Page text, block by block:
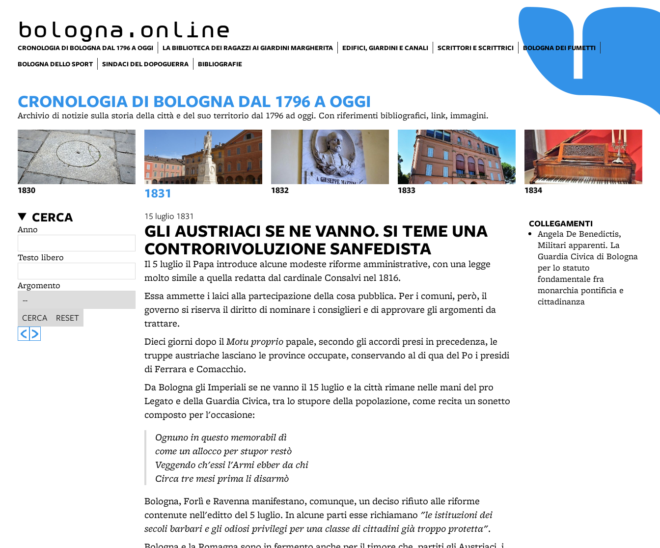
bologna.online
CRONOLOGIA DI BOLOGNA DAL 1796 A OGGI LA BIBLIOTECA DEI RAGAZZI AI GIARDINI MARGHERITA EDIFICI, GIARDINI E CANALI SCRITTORI E SCRITTRICI
BOLOGNA DEI FUMETTI
BOLOGNA DELLO SPORT
SINDACI DEL DOPOGUERRA BIBLIOGRAFIE
CRONOLOGIA DI BOLOGNA DAL 1796 A OGGI
Archivio di notizie sulla storia della città e del suo territorio dal 1796 ad oggi. Con riferimenti bibliografici, link, immagini.
1830 1831 1832 1833 1834
CERCA
Anno
Testo libero
Argomento
CERCA RESET
15 luglio 1831
GLI AUSTRIACI SE NE VANNO. SI TEME UNA
CONTRORIVOLUZIONE SANFEDISTA
Il 5 luglio il Papa introduce alcune modeste riforme amministrative, con una legge
molto simile a quella redatta dal cardinale Consalvi nel 1816.
Essa ammette i laici alla partecipazione della cosa pubblica. Per i comuni, però, il
governo si riserva il diritto di nominare i consiglieri e di approvare gli argomenti da
trattare.
Dieci giorni dopo ilMotu propriopapale, secondo gli accordi presi in precedenza, le
truppe austriache lasciano le province occupate, conservando al di qua del Po i presidi
di Ferrara e Comacchio.
Da Bologna gli Imperiali se ne vanno il 15 luglio e la città rimane nelle mani del pro
Legato e della Guardia Civica, tra lo stupore della popolazione, come recita un sonetto
composto per l'occasione:
Ognuno in questo memorabil dì
come un allocco per stupor restò
Veggendo ch'essi l'Armi ebber da chi
Circa tre mesi prima li disarmò
Bologna, Forlì e Ravenna manifestano, comunque, un deciso rifiuto alle riforme
contenute nell'editto del 5 luglio. In alcune parti esse richiamano "le istituzioni dei
secoli barbari e gli odiosi privilegi per una classe di cittadini già troppo protetta".
COLLEGAMENTI
Angela De Benedictis,
Militari apparenti. La
Guardia Civica di Bologna
per lo statuto
fondamentale fra
monarchia pontificia e
cittadinanza